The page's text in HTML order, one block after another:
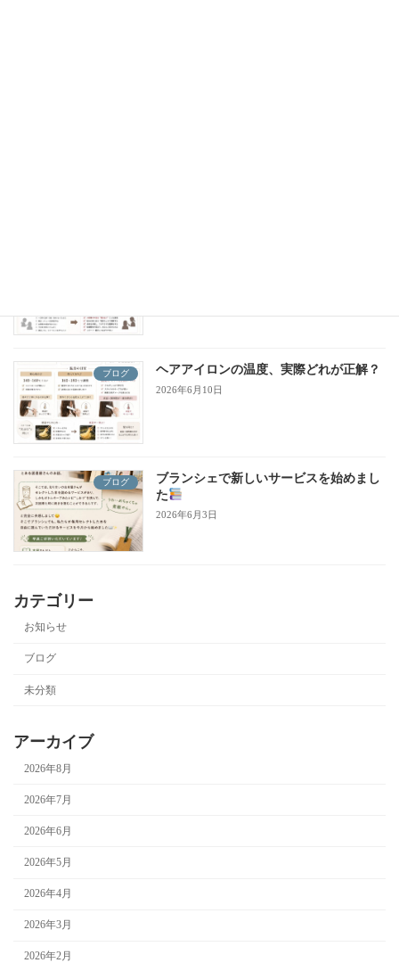
ブログ ヘアアイロンの温度、実際どれが正解？
2026年6月10日
ブログ
ブランシェで新しいサービスを始めまし
た
2026年6月3日
カテゴリー
お知らせ
ブログ
未分類
アーカイブ
2026年8月
2026年7月
2026年6月
2026年5月
2026年4月
2026年3月
2026年2月